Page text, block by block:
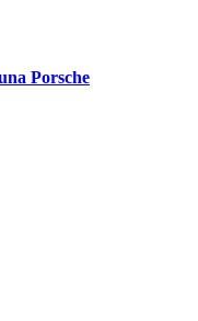
Porsche